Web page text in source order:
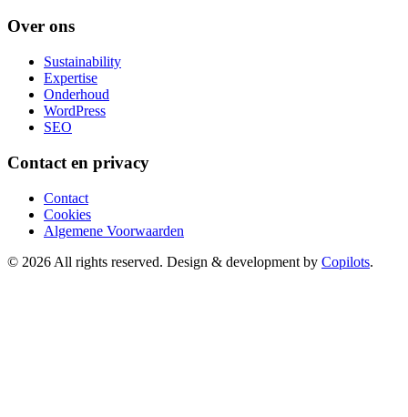
Over ons
Sustainability
Expertise
Onderhoud
WordPress
SEO
Contact en privacy
Contact
Cookies
Algemene Voorwaarden
© 2026 All rights reserved. Design & development by Copilots.